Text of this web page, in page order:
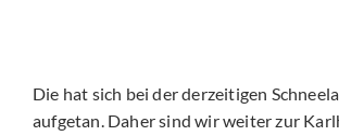
Die hat sich bei der derzeitigen
aufgetan. Daher sind wir weiter zur